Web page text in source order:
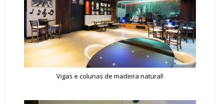
Vigas e colunas de madeira natural!